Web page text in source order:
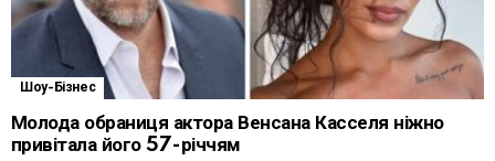
Шоу-Бізнес
Молода обраниця актора Венсана Касселя ніжно
привітала його 57-річчям